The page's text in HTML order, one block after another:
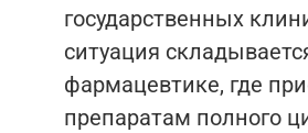
государственных
ситуация
фармацевтике, где
препаратам полного